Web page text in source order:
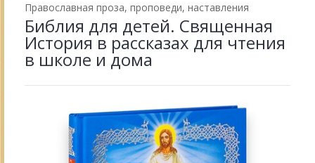
Православная проза, проповеди, наставления
Библия для детей. Священная
История в рассказах для чтения
в школе и дома